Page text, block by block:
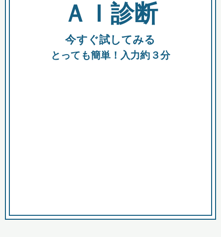
全国の検索結果を含めて表示
助成金 融資 出資
ＡＩ診断
今すぐ試してみる
とっても簡単！入力約３分